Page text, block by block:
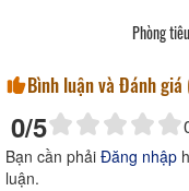
Phòng
Bình luận và Đánh giá
0/5
Bạn cần phải Đăng nhập
luận.